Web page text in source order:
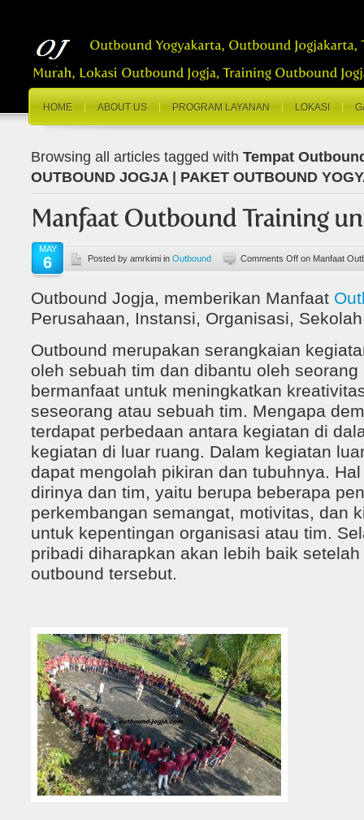
HOME ABOUT US PROGRAM LAYANAN LOKASI
Browsing all articles tagged with Tempat
OUTBOUND JOGJA | PAKET OUTBOUND
Posted by amrkimi in Outbound Comments Off on Manfaat
MAY
6
Outbound Jogja, memberikan Manfaat
Perusahaan, Instansi, Organisasi,
Outbound merupakan serangkaian
oleh sebuah tim dan dibantu oleh
bermanfaat untuk meningkatkan
seseorang atau sebuah tim. Mengapa
terdapat perbedaan antara kegiatan di
kegiatan di luar ruang. Dalam kegiatan
dapat mengolah pikiran dan tubuhnya.
dirinya dan tim, yaitu berupa beberapa
perkembangan semangat, motivitas, dan
untuk kepentingan organisasi atau tim.
pribadi diharapkan akan lebih baik
outbound tersebut.